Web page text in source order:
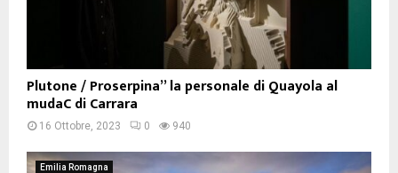
Plutone / Proserpina” la personale di Quayola al
mudaC di Carrara
16 Ottobre, 2023 0 940
Emilia Romagna